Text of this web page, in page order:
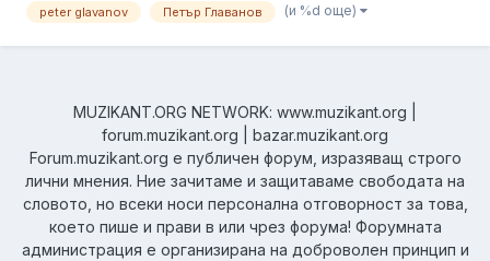
страхотното студио 'Perfect reocords', поканих готини
peter glavanov Петър Главанов (и %d още)
MUZIKANT.ORG NETWORK: www.muzikant.org |
forum.muzikant.org | bazar.muzikant.org
Forum.muzikant.org е публичен форум, изразяващ строго
лични мнения. Ние зачитаме и защитаваме свободата на
словото, но всеки носи персонална отговорност за това,
което пише и прави в или чрез форума! Форумната
администрация е организирана на доброволен принцип и